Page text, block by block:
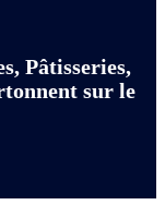
Pâtisseries,
sur le